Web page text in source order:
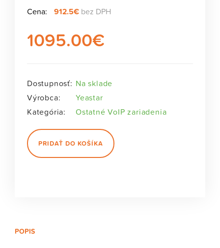
Cena: 912.5€ bez DPH
1095.00€
Dostupnosť: Na sklade
Výrobca:
Yeastar
Kategória:
Ostatné VoIP zariadenia
PRIDAŤ DO KOŠÍKA
POPIS